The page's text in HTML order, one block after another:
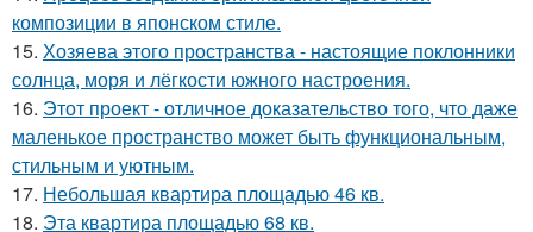
композиции в японском стиле.
15. Хозяева этого пространства - настоящие поклонники
солнца, моря и лёгкости южного настроения.
16. Этот проект - отличное доказательство того, что даже
маленькое пространство может быть функциональным,
стильным и уютным.
17. Небольшая квартира площадью 46 кв.
18. Эта квартира площадью 68 кв.